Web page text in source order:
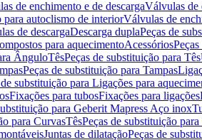
de enchimento e de descargaVálvulas de
autoclismo de interiorVálvulas de
de descargaDescarga duplaPeças de
para aquecimentoAcessórios
ÂnguloTêsPeças de substituição para Tês
Peças de substituição para Tampas
substituição para Ligações para
Fixações para tubosFixações para ligações
para Geberit Mapress Aço inox
para CurvasTêsPeças de substituição para
Juntas de dilataçãoPeças de